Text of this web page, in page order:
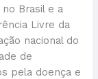
Brasil e a
Livre da
nacional do
de
pela doença e